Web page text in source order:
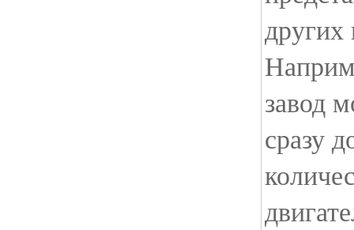
других
завод
сразу